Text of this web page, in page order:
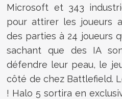
Microsoft et 343
pour attirer les joueurs
des parties à 24 joueurs
sachant que des IA
défendre leur peau, le
côté de chez Battlefield.
! Halo 5 sortira en